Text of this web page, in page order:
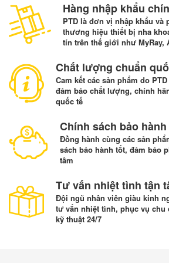
Hàng nhập khẩu
PTD là đơn vị nhập khẩu và
thương hiệu thiết bị nha
tín trên thế giới như MyRay,
Chất lượng chuẩn
Cam kết các sản phẩm do
đảm bảo chất lượng, chính
quốc tế
Chính sách bảo
Đồng hành cùng các sản
sách bảo hành tốt, đảm bảo
tâm
Tư vấn nhiệt tình tận
Đội ngũ nhân viên giàu kinh
tư vấn nhiệt tình, phục vụ chu
kỹ thuật 24/7